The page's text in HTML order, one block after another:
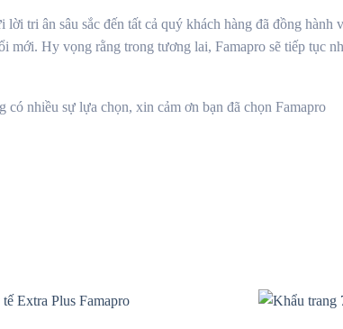
lời tri ân sâu sắc đến tất cả quý khách hàng đã đồng
mới. Hy vọng rằng trong tương lai, Famapro sẽ tiếp tục
có nhiều sự lựa chọn, xin cảm ơn bạn đã chọn Famapro